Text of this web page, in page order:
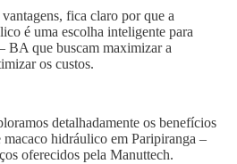
fica claro por que a
é uma escolha inteligente para
BA que buscam maximizar a
os custos.
detalhadamente os benefícios
macaco hidráulico em Paripiranga –
oferecidos pela Manuttech.